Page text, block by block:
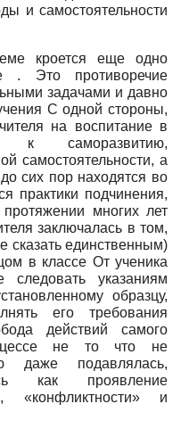
и самостоятельности
кроется еще одно
. Это противоречие
задачами и давно
С одной стороны,
на воспитание в
к саморазвитию,
самостоятельности, а
сих пор находятся во
практики подчинения,
многих лет
заключалась в том,
сказать единственным)
в классе От ученика
следовать указаниям
образцу,
его требования
действий самого
не то что не
даже подавлялась,
как проявление
«конфликтности» и